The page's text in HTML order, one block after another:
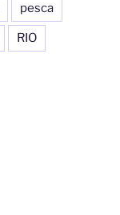
pesca
RIO